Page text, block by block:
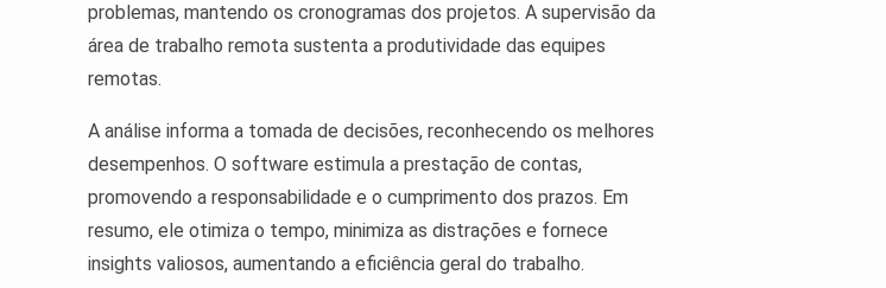
problemas, mantendo os cronogramas dos projetos. A supervisão da
área de trabalho remota sustenta a produtividade das equipes
remotas.
A análise informa a tomada de decisões, reconhecendo os melhores
desempenhos. O software estimula a prestação de contas,
promovendo a responsabilidade e o cumprimento dos prazos. Em
resumo, ele otimiza o tempo, minimiza as distrações e fornece
insights valiosos, aumentando a eficiência geral do trabalho.